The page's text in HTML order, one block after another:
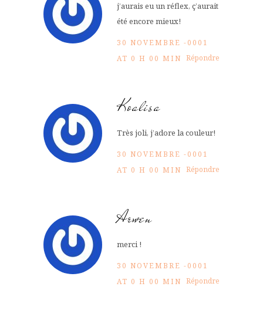
j’aurais eu un réflex, ç’aurait
été encore mieux!
30 NOVEMBRE -0001
AT 0 H 00 MIN Répondre
Koalisa
Très joli, j’adore la couleur!
30 NOVEMBRE -0001
AT 0 H 00 MIN Répondre
Arwen
merci !
30 NOVEMBRE -0001
AT 0 H 00 MIN Répondre